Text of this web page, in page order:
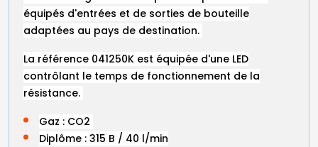
équipés d'entrées et de sorties de bouteille
adaptées au pays de destination.
La référence 041250K est équipée d'une LED
contrôlant le temps de fonctionnement de la
résistance.
Gaz : CO2
Diplôme : 315 B / 40 l/min